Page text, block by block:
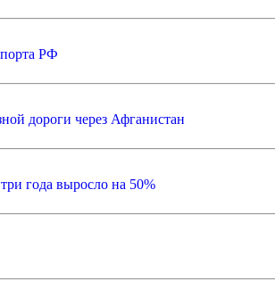
РФ
дороги через Афганистан
года выросло на 50%